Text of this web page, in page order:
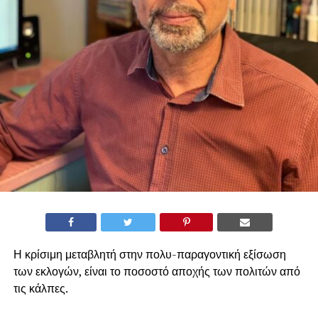
Η κρίσιμη μεταβλητή στην πολυ-παραγοντική εξίσωση
των εκλογών, είναι το ποσοστό αποχής των πολιτών από
τις κάλπες.